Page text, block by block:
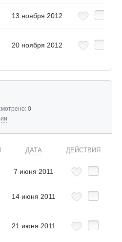
13 ноября 2012
20 ноября 2012
0
ДАТА ДЕЙСТВИЯ
7 июня 2011
14 июня 2011
21 июня 2011